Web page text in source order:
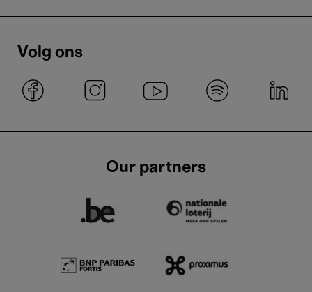
Volg ons
Our partners